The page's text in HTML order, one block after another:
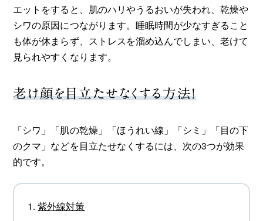
エットをすると、肌のハリやうるおいが失われ、乾燥や
シワの原因につながります。睡眠時間が少なすぎること
も体が休まらず、ストレスを溜め込んでしまい、老けて
見られやすくなります。
老け顔を目立たせなくする方法！
「シワ」「肌の乾燥」「ほうれい線」「シミ」「目の下
のクマ」などを目立たせなくするには、次の3つが効果
的です。
紫外線対策